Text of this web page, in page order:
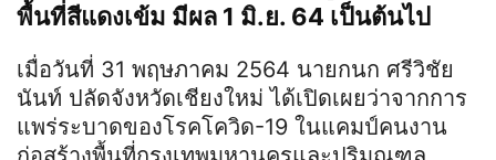
พื้นที่สีแดงเข้ม มีผล 1 มิ.ย. 64 เป็นต้นไป
เมื่อวันที่ 31 พฤษภาคม 2564 นายกนก ศรีวิชัย
นันท์ ปลัดจังหวัดเชียงใหม่ ได้เปิดเผยว่าจากการ
แพร่ระบาดของโรคโควิด-19 ในแคมป์คนงาน